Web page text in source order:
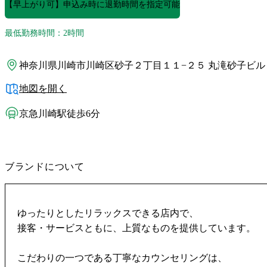
【早上がり可】申込み時に退勤時間を指定可能
最低勤務時間：2時間
神奈川県川崎市川崎区砂子２丁目１１−２５ 丸滝砂子ビル
地図を開く
京急川崎駅徒歩6分
ブランドについて
ゆったりとしたリラックスできる店内で、
接客・サービスともに、上質なものを提供しています。
こだわりの一つである丁寧なカウンセリングは、